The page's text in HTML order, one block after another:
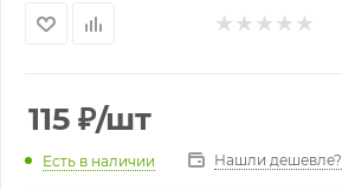
115 ₽/шт
Есть в наличии Нашли дешевле?